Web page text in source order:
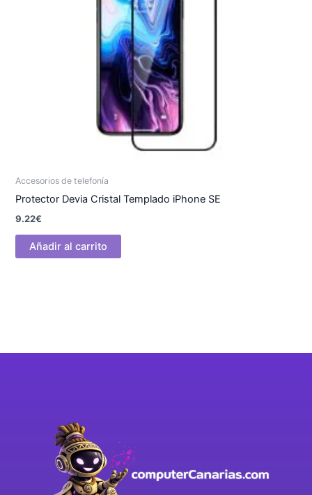
Accesorios de telefonía
Protector Devia Cristal Templado iPhone SE
9.22€
Añadir al carrito